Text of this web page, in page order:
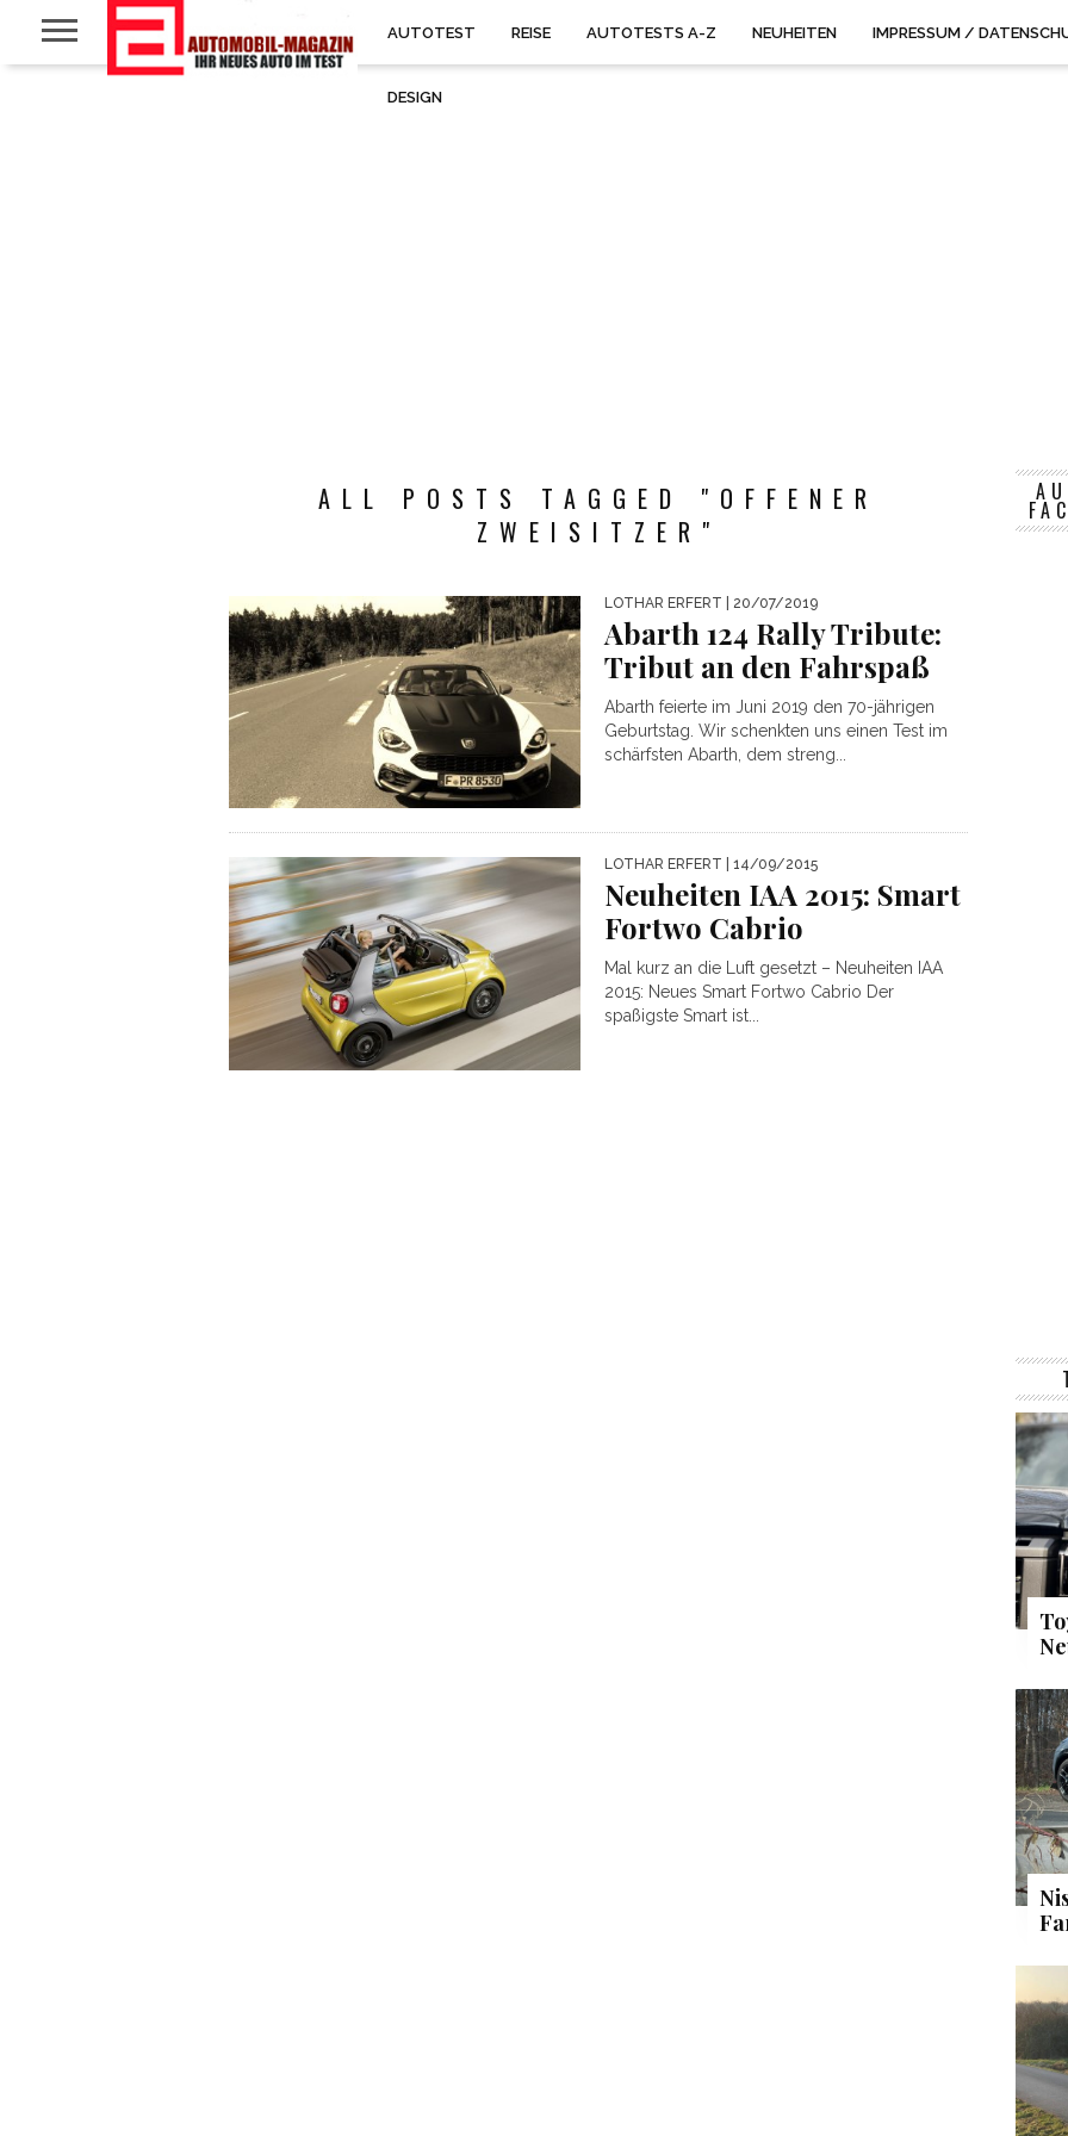
AUTOTEST REISE AUTOTESTS A-Z NEUHEITEN IMPRESSUM /
DESIGN
ALL POSTS TAGGED "OFFENER
ZWEISITZER"
LOTHAR ERFERT | 20/07/2019
Abarth 124 Rally Tribute:
Tribut an den Fahrspaß
Abarth feierte im Juni 2019 den 70-jährigen
Geburtstag. Wir schenkten uns einen Test im
schärfsten Abarth, dem streng...
LOTHAR ERFERT | 14/09/2015
Neuheiten IAA 2015: Smart
Fortwo Cabrio
Mal kurz an die Luft gesetzt – Neuheiten IAA
2015: Neues Smart Fortwo Cabrio Der
spaßigste Smart ist...